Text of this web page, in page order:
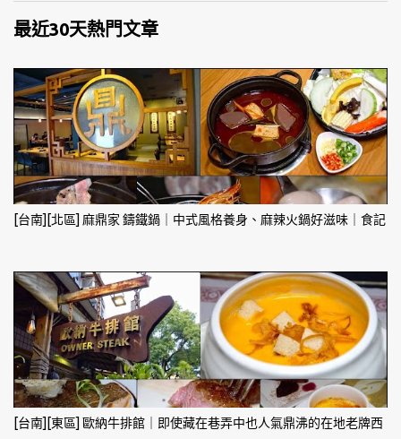
最近30天熱門文章
[台南][北區] 麻鼎家 鑄鐵鍋｜中式風格養身、麻辣火鍋好滋味｜食記
[台南][東區] 歐納牛排館｜即使藏在巷弄中也人氣鼎沸的在地老牌西